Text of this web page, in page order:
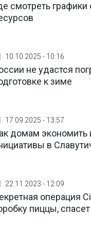
смотреть
10.10.2025 - 10:16
не удастся
к зиме
17.09.2025 - 13:57
домам экономить
в
22.11.2023 - 12:09
операция
пиццы,